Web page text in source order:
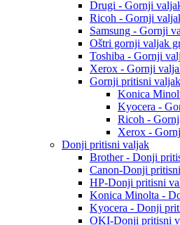
Drugi - Gornji
Ricoh - Gornji
Samsung - Gornji
Oštri gornji valjak
Toshiba - Gornji
Xerox - Gornji
Gornji pritisni valjak
Konica
Kyocera -
Ricoh -
Xerox -
Donji pritisni valjak
Brother - Donji
Canon-Donji
HP-Donji pritisni
Konica Minolta -
Kyocera - Donji
OKI-Donji pritisni